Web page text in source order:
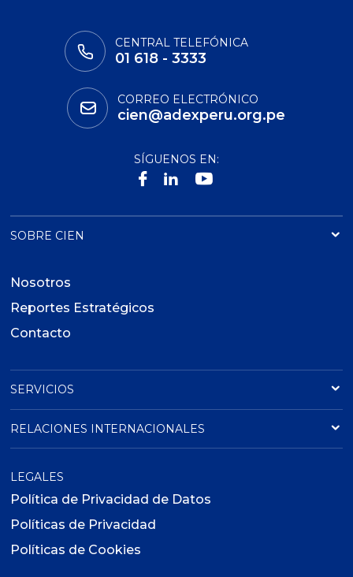
CENTRAL TELEFÓNICA
01 618 - 3333
CORREO ELECTRÓNICO
cien@adexperu.org.pe
SÍGUENOS EN:
SOBRE CIEN
Nosotros
Reportes Estratégicos
Contacto
SERVICIOS
RELACIONES INTERNACIONALES
LEGALES
Política de Privacidad de Datos
Políticas de Privacidad
Políticas de Cookies